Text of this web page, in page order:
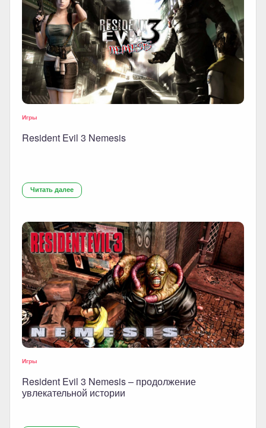
Игры
Resident Evil 3 Nemesis
Читать далее
Игры
Resident Evil 3 Nemesis – продолжение
увлекательной истории